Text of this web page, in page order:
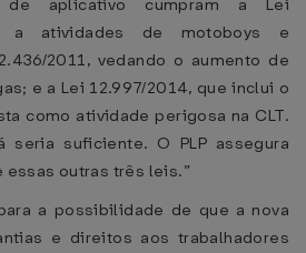
aplicativo cumpram a Lei
a atividades de motoboys e
2011, vedando o aumento de
e a Lei 12.997/2014, que inclui o
como atividade perigosa na CLT.
seria suficiente. O PLP assegura
outras três leis.”
a possibilidade de que a nova
e direitos aos trabalhadores